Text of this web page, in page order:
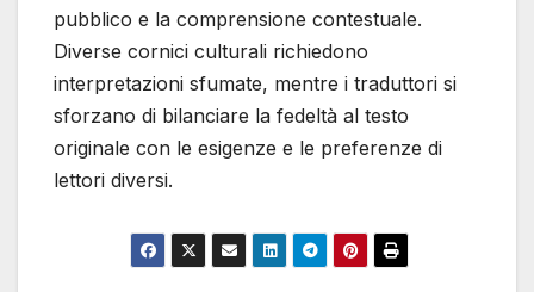
pubblico e la comprensione contestuale.
Diverse cornici culturali richiedono
interpretazioni sfumate, mentre i traduttori si
sforzano di bilanciare la fedeltà al testo
originale con le esigenze e le preferenze di
lettori diversi.